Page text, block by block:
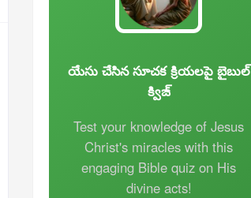
యేసు చేసిన సూచక క్రియలపై బైబుల్
క్విజ్
Test your knowledge of Jesus
Christ's miracles with this
engaging Bible quiz on His
divine acts!